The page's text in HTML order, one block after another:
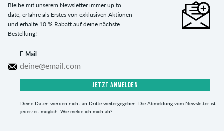
Bleibe mit unserem Newsletter immer up to
date, erfahre als Erstes von exklusiven Aktionen
und erhalte 10 % Rabatt auf deine nächste
Bestellung!
E-Mail
JETZT ANMELDEN
Deine Daten werden nicht an Dritte weitergegeben. Die Abmeldung vom Newsletter ist
jederzeit möglich. Wie melde ich mich ab?